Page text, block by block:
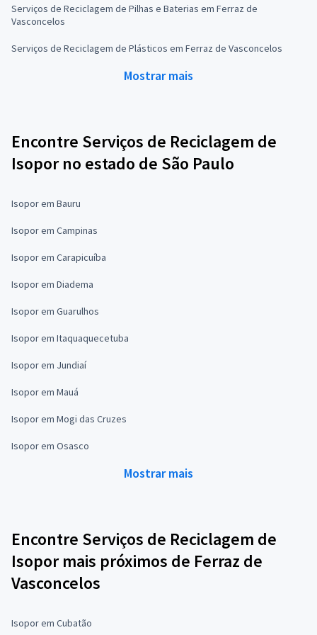
Serviços de Reciclagem de Pilhas e Baterias em Ferraz de
Vasconcelos
Serviços de Reciclagem de Plásticos em Ferraz de Vasconcelos
Mostrar mais
Encontre Serviços de Reciclagem de
Isopor no estado de São Paulo
Isopor em Bauru
Isopor em Campinas
Isopor em Carapicuíba
Isopor em Diadema
Isopor em Guarulhos
Isopor em Itaquaquecetuba
Isopor em Jundiaí
Isopor em Mauá
Isopor em Mogi das Cruzes
Isopor em Osasco
Mostrar mais
Encontre Serviços de Reciclagem de
Isopor mais próximos de Ferraz de
Vasconcelos
Isopor em Cubatão